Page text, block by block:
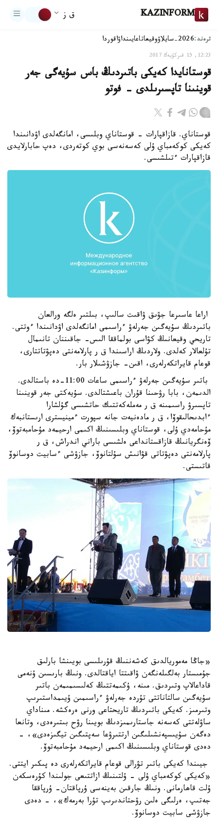
KAZINFORM ق ز
ترەند:2026-سايلاۋ وقيعاتاعايىنداۋاقوردا
12:23, 15 قىركۇيەك 2017
قوستانايدا كەيكى باتىردىڭ باس سۇيەگى جەر
قوينىنا تاپسىرىلدى - فوتو
قوستاناي. قازاقپارات - قوستاناي وبلىسى، امانگەلدى اۋدانىندا
كەيكى كوكەمباي ۇلى كەسەنەسى بوي كوتەردى، دەپ حابارلايدى
قازاقپارات ءتىلشىسى.
اراعا عاسىرعا جۋىق ۋاقىت سالىپ، بىلتىر ەلگە ورالعان
باتىردىڭ سۇيەگىن جەرلەۋ ءراسىمى امانگەلدى اۋدانىندا ءوتتى.
تاريحي وقيعانىڭ كۋاسى بولماققا الىس- جاقىننان تانىمال
تۇلعالار كەلدى. ولاردىڭ اراسىندا ق ر پارلامەنتى دەپۋتاتتارى،
قوعام قايراتكەرلەرى، اقىن- جازۋشىلار بار.
باتىر سۇيەگىن جەرلەۋ ءراسىمى ساعات 11:00-دە باستالدى.
الدىمەن، بابا رۋحىنا قۇران باعىشتالدى. سۇيەكتى جەر قوينىنا
تاپسىرۋ راسىمىنە ق ر مەملەكەتتىك حاتشىسى گۇلشارا
ءابدىحالىقوۆا، ق ر مادەنيەت جانە سپورت ءمينيسترى ارىستانبەك
مۇحامەدي ۇلى، قوستاناي وبلىسىنىڭ اكىمى ارحيمەد مۇحامبەتوۆ،
ۆەنگريانىڭ قازاقستانداعى ەلشىسى باراني اندراش، ق ر
پارلامەنتى دەپۋتاتى قۋانىش سۇلتانوۆ، جازۋشى ءسابيت دوسانوۆ
قاتىستى.
«جاڭا مەموريالدىق كەشەننىڭ قۇرىلىسى بويىنشا بارلىق
جۇمىستار بەلگىلەنگەن ۋاقىتتا اياقتالدى. ونىڭ بارىسىن ۇنەمى
قاداعالاپ وتىردىق. مىنە، ۇكىمەتتىڭ كەلىسىمىمەن باتىر
سۇيەگىن سالتاناتتى تۇردە جەرلەۋ ءراسىمىن ۇيىمداستىرىپ
وتىرمىز. كەيكى باتىردىڭ تاريحتاعى ورنى ەرەكشە. مىناداي
ساۋلەتتى كەسەنە جاستارىمىزدىڭ بويىنا رۋح بىتىرەدى، وتانعا
دەگەن سۇيىسپەنشىلىگىن ارتتىرۋعا سەپتىگىن تيگىزەدى»، -
دەدى قوستاناي وبلىسىنىڭ اكىمى ارحيمەد مۇحامبەتوۆ.
جيىندا كەيكى باتىر تۋرالى قوعام قايراتكەرلەرى دە پىكىر ايتتى.
«كەيكى كوكەمباي ۇلى - ۇلتىنىڭ ازاتتىعى جولىندا كۇرەسكەن
ۇلت قاھارمانى. ونىڭ جارقىن بەينەسى ۇرپاقتان- ۇرپاققا
جەتىپ، ەرلىگى ەلىن رۋحتاندىرىپ تۇرا بەرمەك»، - دەدى
جازۋشى سابيت دوسانوۆ.